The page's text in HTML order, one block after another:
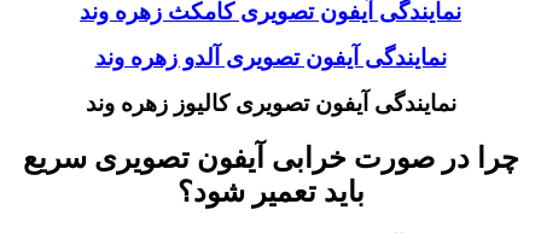
نمایندگی آیفون تصویری کامکث زهره وند
نمایندگی آیفون تصویری آلدو زهره وند
نمایندگی آیفون تصویری کالیوز زهره وند
چرا در صورت خرابی آیفون تصویری سریع
باید تعمیر شود؟